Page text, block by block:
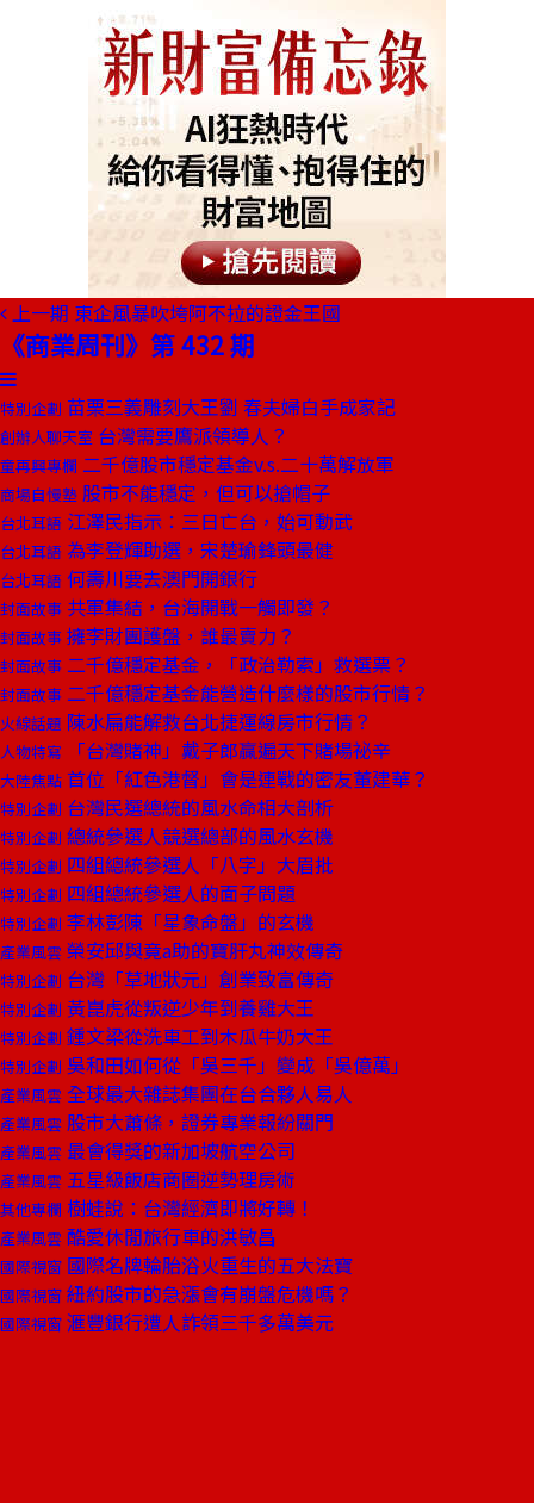
上一期 東企風暴吹垮阿不拉的證金王國
《商業周刊》第 432 期
特別企劃 苗栗三義雕刻大王劉 春夫婦白手成家記
創辦人聊天室 台灣需要鷹派領導人？
童再興專欄 二千億股市穩定基金v.s.二十萬解放軍
商場自慢塾 股市不能穩定，但可以搶帽子
台北耳語 江澤民指示：三日亡台，始可動武
台北耳語 為李登輝助選，宋楚瑜鋒頭最健
台北耳語 何壽川要去澳門開銀行
封面故事 共軍集結，台海開戰一觸即發？
封面故事 擁李財團護盤，誰最賣力？
封面故事 二千億穩定基金，「政治勒索」救選票？
封面故事 二千億穩定基金能營造什麼樣的股市行情？
火線話題 陳水扁能解救台北捷運線房市行情？
人物特寫 「台灣賭神」戴子郎贏遍天下賭場祕辛
大陸焦點 首位「紅色港督」會是連戰的密友董建華？
特別企劃 台灣民選總統的風水命相大剖析
特別企劃 總統參選人競選總部的風水玄機
特別企劃 四組總統參選人「八字」大眉批
特別企劃 四組總統參選人的面子問題
特別企劃 李林彭陳「星象命盤」的玄機
產業風雲 榮安邱與竟a助的寶肝丸神效傳奇
特別企劃 台灣「草地狀元」創業致富傳奇
特別企劃 黃崑虎從叛逆少年到養雞大王
特別企劃 鍾文梁從洗車工到木瓜牛奶大王
特別企劃 吳和田如何從「吳三千」變成「吳億萬」
產業風雲 全球最大雜誌集團在台合夥人易人
產業風雲 股市大蕭條，證券專業報紛關門
產業風雲 最會得獎的新加坡航空公司
產業風雲 五星級飯店商圈逆勢理房術
其他專欄 樹蛙說：台灣經濟即將好轉！
產業風雲 酷愛休閒旅行車的洪敏昌
國際視窗 國際名牌輪胎浴火重生的五大法寶
國際視窗 紐約股市的急漲會有崩盤危機嗎？
國際視窗 滙豐銀行遭人詐領三千多萬美元